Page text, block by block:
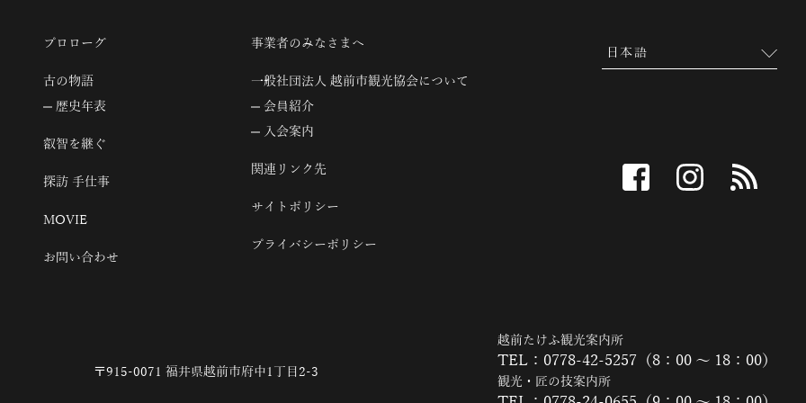
プロローグ
古の物語
歴史年表
叡智を継ぐ
探訪 手仕事
MOVIE
お問い合わせ
事業者のみなさまへ
一般社団法人 越前市観光協会について
会員紹介
入会案内
関連リンク先
サイトポリシー
プライバシーポリシー
facebook instagram
〒915-0071 福井県越前市府中1丁目2-3
越前たけふ観光案内所
TEL：0778-42-5257（8：00 ～ 18：00）
観光・匠の技案内所